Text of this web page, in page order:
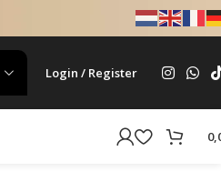
Login / Register